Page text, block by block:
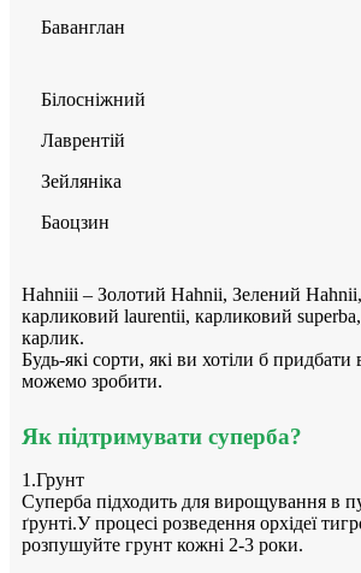
Баванглан
Білосніжний
Лаврентій
Зейляніка
Баоцзин
Hahniii – Золотий Hahnii, Зелений
карликовий laurentii, карликовий
карлик.
Будь-які сорти, які ви хотіли б придбати
можемо зробити.
Як підтримувати суперба?
1.Грунт
Суперба підходить для вирощування в
ґрунті.У процесі розведення орхідеї
розпушуйте грунт кожні 2-3 роки.